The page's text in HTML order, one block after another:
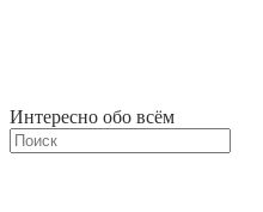
Интересно обо всём